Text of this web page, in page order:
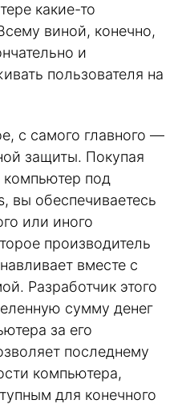
какие-то
виной, конечно,
и
пользователя на
с самого главного —
защиты. Покупая
под
вы обеспечиваетесь
или иного
производитель
вместе с
Разработчик этого
сумму денег
за его
последнему
компьютера,
для конечного